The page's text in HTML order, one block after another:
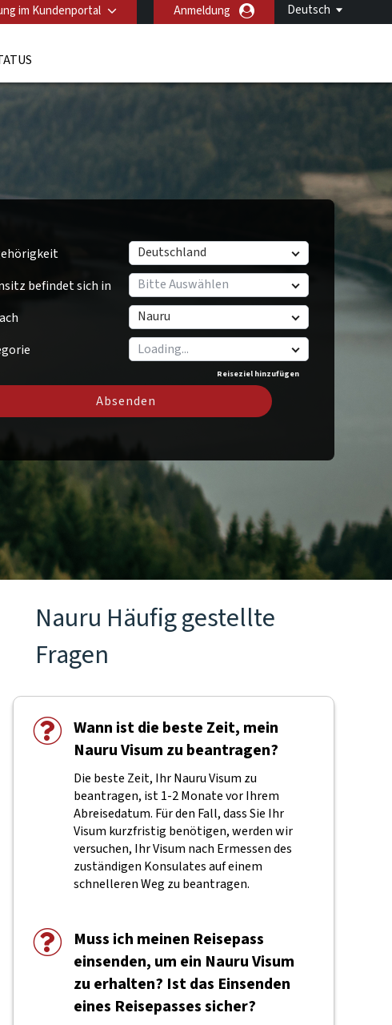
Deutsch
im Kundenportal Anmeldung
Deutschland
befindet sich in
Bitte Auswählen
Nauru
Reiseziel hinzufügen
Absenden
Nauru Häufig gestellte
Fragen
Wann ist die beste Zeit, mein
Nauru Visum zu beantragen?
Die beste Zeit, Ihr Nauru Visum zu
beantragen, ist 1-2 Monate vor Ihrem
Abreisedatum. Für den Fall, dass Sie Ihr
Visum kurzfristig benötigen, werden wir
versuchen, Ihr Visum nach Ermessen des
zuständigen Konsulates auf einem
schnelleren Weg zu beantragen.
Muss ich meinen Reisepass
einsenden, um ein Nauru Visum
zu erhalten? Ist das Einsenden
eines Reisepasses sicher?